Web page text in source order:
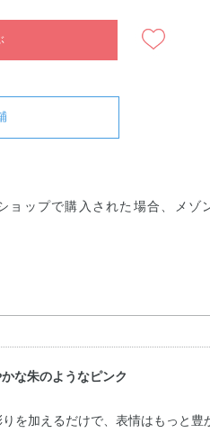
ョップで購入された場合、メゾ
な朱のようなピンク
を加えるだけで、表情はもっと豊